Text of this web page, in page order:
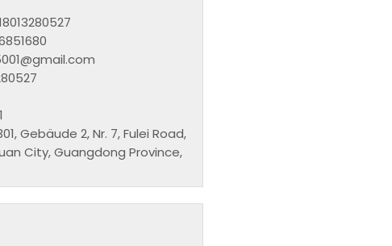
Gebäude 2, Nr. 7, Fulei Road,
City, Guangdong Province,